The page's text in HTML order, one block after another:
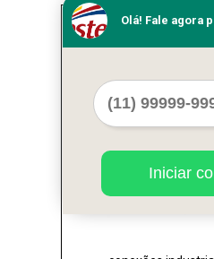
Cod.:
Olá! Fale agora
Iniciar